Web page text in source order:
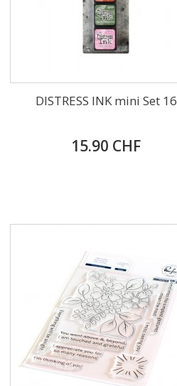
DISTRESS INK mini Set 16
15.90 CHF